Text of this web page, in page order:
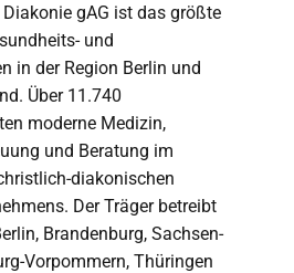
gAG ist das größte
und
in der Region Berlin und
Über 11.740
moderne Medizin,
und Beratung im
diakonischen
Der Träger betreibt
Brandenburg, Sachsen-
Vorpommern, Thüringen